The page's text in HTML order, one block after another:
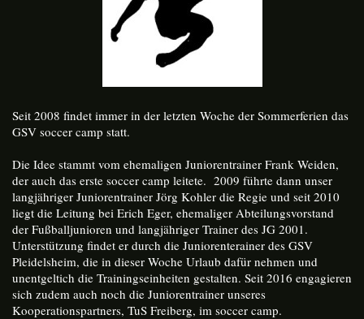
Seit 2008 findet immer in der letzten Woche der Sommerferien das
GSV soccer camp statt.
Die Idee stammt vom ehemaligen Juniorentrainer Frank Weiden,
der auch das erste soccer camp leitete. 2009 führte dann unser
langjähriger Juniorentrainer Jörg Kohler die Regie und seit 2010
liegt die Leitung bei Erich Eger, ehemaliger Abteilungsvorstand
der Fußballjunioren und langjähriger Trainer des JG 2001.
Unterstützung findet er durch die Juniorenterainer des GSV
Pleidelsheim, die in dieser Woche Urlaub dafür nehmen und
unentgeltich die Trainingseinheiten gestalten. Seit 2016 engagieren
sich zudem auch noch die Juniorentrainer unseres
Kooperationspartners, TuS Freiberg, im soccer camp.